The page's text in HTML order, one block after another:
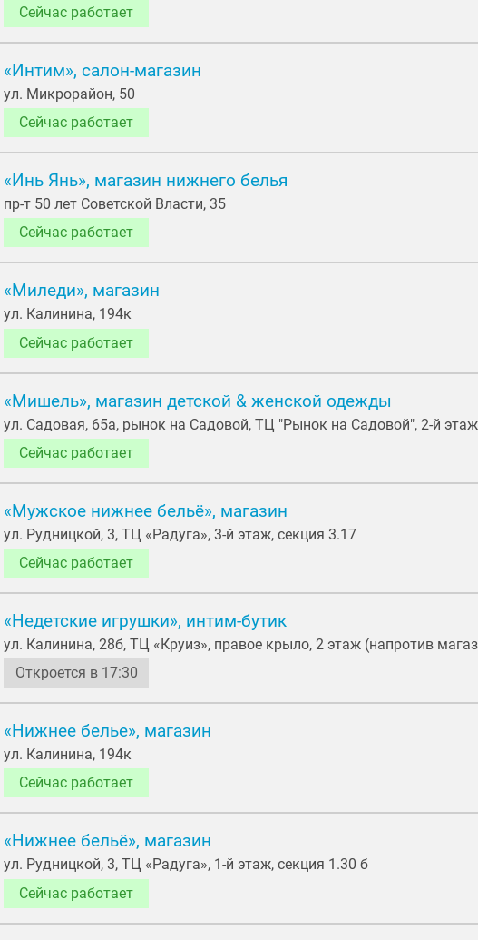
Сейчас работает
«Интим», салон-магазин
ул. Микрорайон, 50
Сейчас работает
«Инь Янь», магазин нижнего белья
пр-т 50 лет Советской Власти, 35
Сейчас работает
«Миледи», магазин
ул. Калинина, 194к
Сейчас работает
«Мишель», магазин детской & женской одежды
ул. Садовая, 65а, рынок на Садовой, ТЦ "Рынок на Садовой", 2-й
Сейчас работает
«Мужское нижнее бельё», магазин
ул. Рудницкой, 3, ТЦ «Радуга», 3-й этаж, секция 3.17
Сейчас работает
«Недетские игрушки», интим-бутик
ул. Калинина, 28б, ТЦ «Круиз», правое крыло, 2 этаж (напротив
Откроется в 17:30
«Нижнее белье», магазин
ул. Калинина, 194к
Сейчас работает
«Нижнее бельё», магазин
ул. Рудницкой, 3, ТЦ «Радуга», 1-й этаж, секция 1.30 б
Сейчас работает